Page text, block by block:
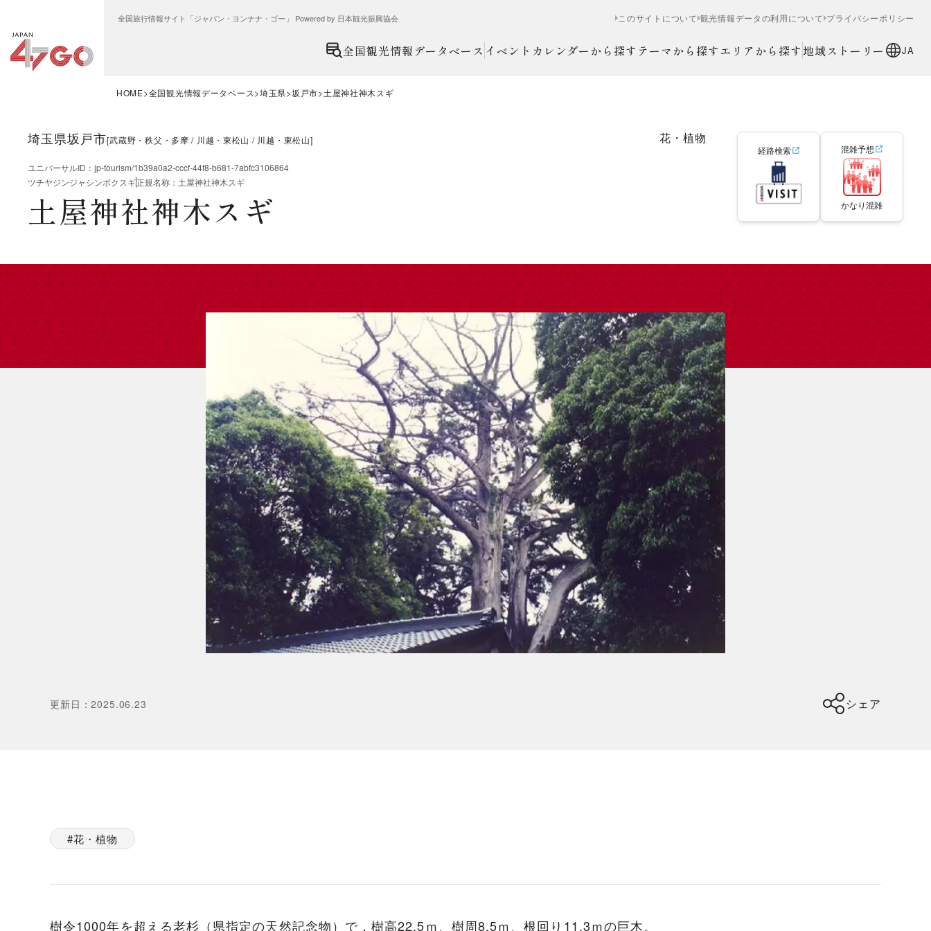
全国旅行情報サイト「ジャパン・ヨンナナ・ゴー」 Powered by 日本観光振興協会 このサイトについて 観光情報データの利用について プライバシーポリシー
全国観光情報データベース イベントカレンダーから探す テーマから探すエリアから探す 地域ストーリー JA
HOME 全国観光情報データベース 埼玉県 坂戸市 土屋神社神木スギ
埼玉県坂戸市[武蔵野・秩父・多摩 川越・東松山 川越・東松山] 花・植物
ユニバーサルID ： jp-tourism/1b39a0a2-cccf-44f8-b681-7abfc3106864
ツチヤジンジャシンボクスギ正規名称 ： 土屋神社神木スギ
土屋神社神木スギ
経路検索 混雑予想
かなり混雑
更新日 ：2025.06.23 シェア
花・植物
樹令1000年を超える老杉（県指定の天然記念物）で，樹高22.5ｍ、樹周8.5ｍ、根回り11.3ｍの巨木。